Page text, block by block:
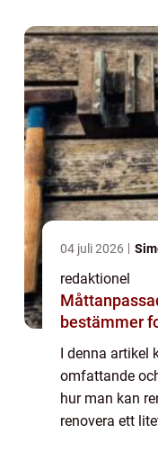
design kan du
04 juli 2026
redaktionel
Måttanpassade
bestämmer
I denna artikel
omfattande
hur man kan
renovera ett